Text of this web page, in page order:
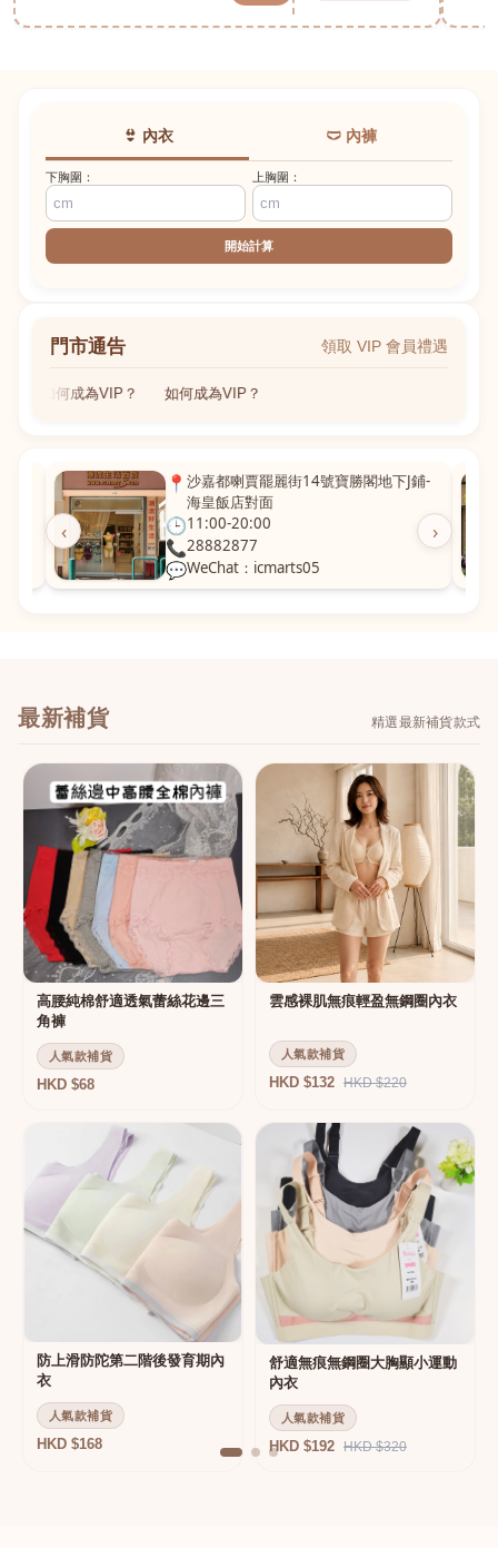
👙 內衣 🩲 內褲
下胸圍： 上胸圍：
開始計算
門市通告 領取 VIP 會員禮遇
如何成為VIP？ 如何成為VIP？
‹ ›
📍 沙嘉都喇賈罷麗街14號寶勝閣地下J鋪-
海皇飯店對面
🕒11:00-20:00
📞28882877
💬WeChat：icmarts05
最新補貨 精選最新補貨款式
高腰純棉舒適透氣蕾絲花邊三
角褲
人氣款補貨
HKD $68
雲感裸肌無痕輕盈無鋼圈內衣
人氣款補貨
HKD $132 HKD $220
防上滑防陀第二階後發育期內
衣
人氣款補貨
HKD $168
舒適無痕無鋼圈大胸顯小運動
內衣
人氣款補貨
HKD $192 HKD $320